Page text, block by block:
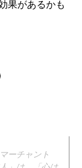
果があるかも
ーチャント